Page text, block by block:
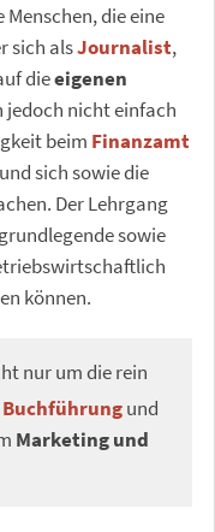
die eine
sich alsJournalist,
dieeigenen
jedoch nicht einfach
beim Finanzamt
sich sowie die
Der Lehrgang
sowie
können.
nur um die rein
Buchführungund
Marketing und